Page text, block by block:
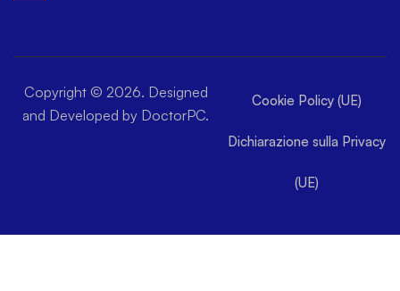
Copyright © 2026. Designed
and Developed by DoctorPC.
Cookie Policy (UE)
Dichiarazione sulla Privacy
(UE)